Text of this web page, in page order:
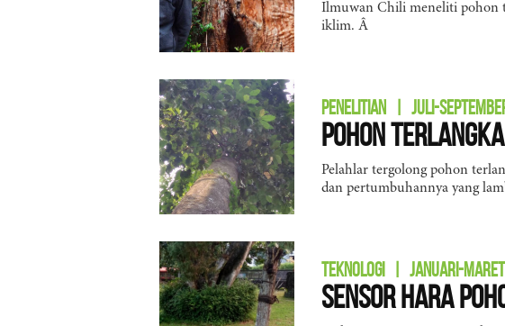
Ilmuwan Chili meneliti pohon
iklim. Â
PENELITIAN JULI-
Pohon
Pelahlar tergolong pohon
dan pertumbuhannya yang
TEKNOLOGI JANUARI-
Sensor Hara